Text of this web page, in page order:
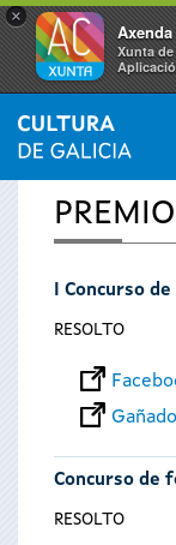
×
Xunta
Vostede
está
aquí
INICIO
I Concurso
RESOLTO
Concurso de
RESOLTO